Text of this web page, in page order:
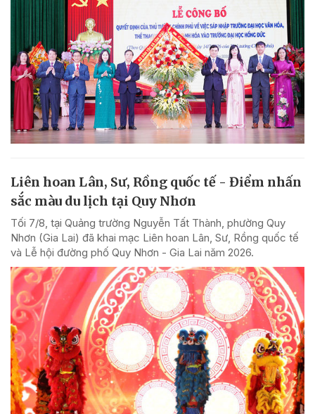
Liên hoan Lân, Sư, Rồng quốc tế - Điểm nhấn
sắc màu du lịch tại Quy Nhơn
Tối 7/8, tại Quảng trường Nguyễn Tất Thành, phường Quy
Nhơn (Gia Lai) đã khai mạc Liên hoan Lân, Sư, Rồng quốc tế
và Lễ hội đường phố Quy Nhơn - Gia Lai năm 2026.